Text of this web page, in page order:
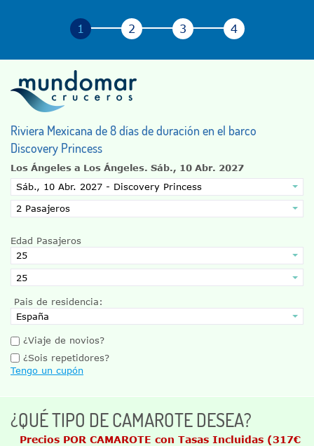
Riviera Mexicana de 8 días de duración en el barco
Discovery Princess
Los Ángeles a Los Ángeles. Sáb., 10 Abr. 2027
Edad Pasajeros
Pais de residencia:
¿Viaje de novios?
¿Sois repetidores?
Tengo un cupón
¿QUÉ TIPO DE CAMAROTE DESEA?
Precios POR CAMAROTE con Tasas Incluidas (317€